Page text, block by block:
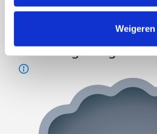
Weigeren
Foto's toegevoegd